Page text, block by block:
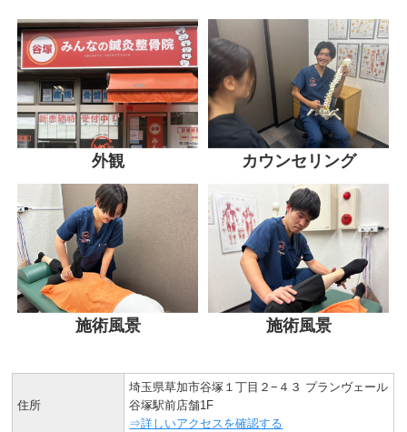
外観 カウンセリング
施術風景 施術風景
住所
埼玉県草加市谷塚１丁目２−４３ プランヴェール
谷塚駅前店舗1F
⇒詳しいアクセスを確認する